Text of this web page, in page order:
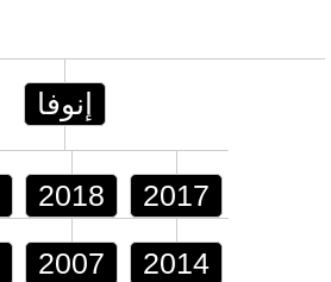
إنوفا
2018 2017
2007 2014